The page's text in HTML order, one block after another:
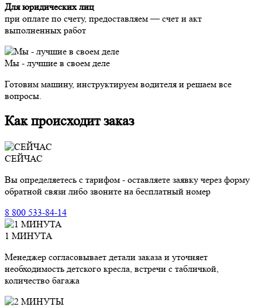
Для юридических лиц
при оплате по счету, предоставляем — счет и акт
выполненных работ
Мы - лучшие в своем деле
Готовим машину, инструктируем водителя и решаем все
вопросы.
Как происходит заказ
СЕЙЧАС
Вы определяетесь с тарифом - оставляете заявку через форму
обратной связи либо звоните на бесплатный номер
8 800 533-84-14
1 МИНУТА
Менеджер согласовывает детали заказа и уточняет
необходимость детского кресла, встречи с табличкой,
количество багажа